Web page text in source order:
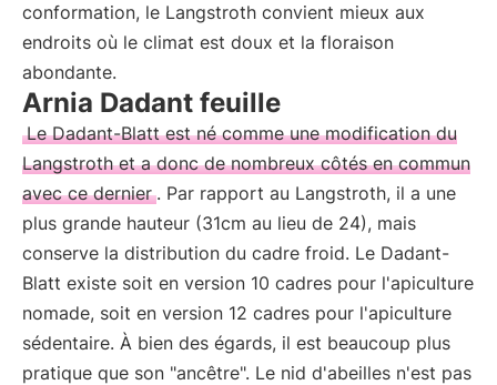
conformation, le Langstroth convient mieux aux
endroits où le climat est doux et la floraison
abondante.
Arnia Dadant feuille
Le Dadant-Blatt est né comme une modification du
Langstroth et a donc de nombreux côtés en commun
avec ce dernier . Par rapport au Langstroth, il a une
plus grande hauteur (31cm au lieu de 24), mais
conserve la distribution du cadre froid. Le Dadant-
Blatt existe soit en version 10 cadres pour l'apiculture
nomade, soit en version 12 cadres pour l'apiculture
sédentaire. À bien des égards, il est beaucoup plus
pratique que son "ancêtre". Le nid d'abeilles n'est pas